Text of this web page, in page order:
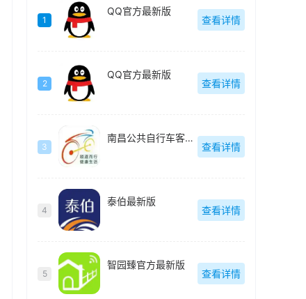
1
QQ官方最新版
查看详情
2
QQ官方最新版
查看详情
3
南昌公共自行车客户端(洪城乐骑行)最新版
查看详情
4
泰伯最新版
查看详情
5
智园臻官方最新版
查看详情